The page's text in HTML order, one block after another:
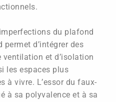
du plafond
permet d’intégrer des
ventilation et d’isolation
les espaces plus
à vivre. L’essor du faux-
à sa polyvalence et à sa